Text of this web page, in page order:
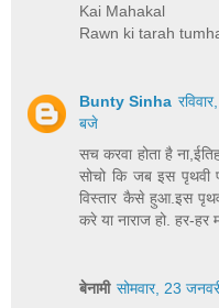
Kai Mahakal
Rawn ki tarah
Bunty Sinha
बजे
सच करवा होता है
सोचो कि जब इस पृथवी
विस्तार कैसे हुआ.इस
करे या नाराज हो. हर-हर
बेनामी सोमवार, 23